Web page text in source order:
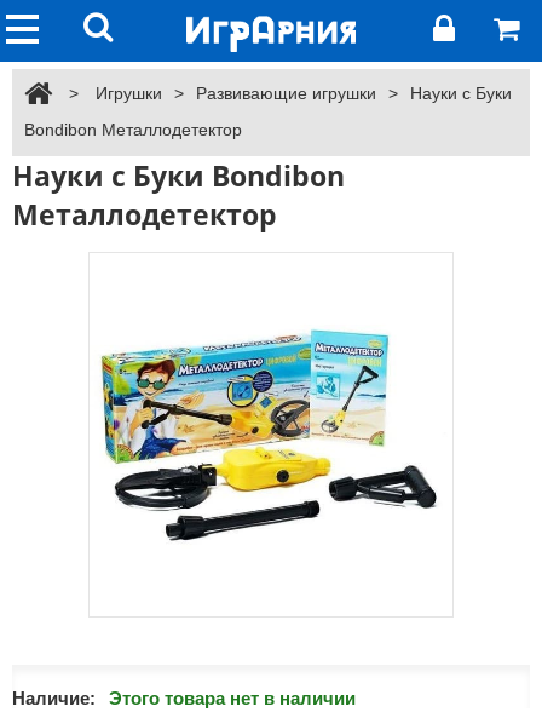
> Игрушки > Развивающие игрушки >
Науки с Буки
Bondibon Металлодетектор
Науки с Буки Bondibon
Металлодетектор
Наличие: Этого товара нет в наличии